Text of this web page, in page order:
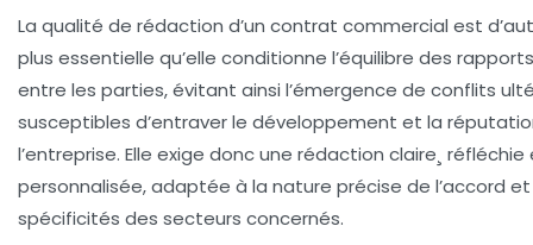
La qualité de rédaction d’un contrat commercial est
plus essentielle qu’elle conditionne l’équilibre des rapports
entre les parties, évitant ainsi l’émergence de conflits
susceptibles d’entraver le développement et la
l’entreprise. Elle exige donc une rédaction claire ¸
personnalisée, adaptée à la nature précise de l’accord
spécificités des secteurs concernés.